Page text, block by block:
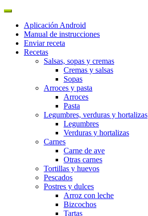
Aplicación Android
Manual de instrucciones
Enviar receta
Recetas
Salsas, sopas y cremas
Cremas y salsas
Sopas
Arroces y pasta
Arroces
Pasta
Legumbres, verduras y hortalizas
Legumbres
Verduras y hortalizas
Carnes
Carne de ave
Otras carnes
Tortillas y huevos
Pescados
Postres y dulces
Arroz con leche
Bizcochos
Tartas